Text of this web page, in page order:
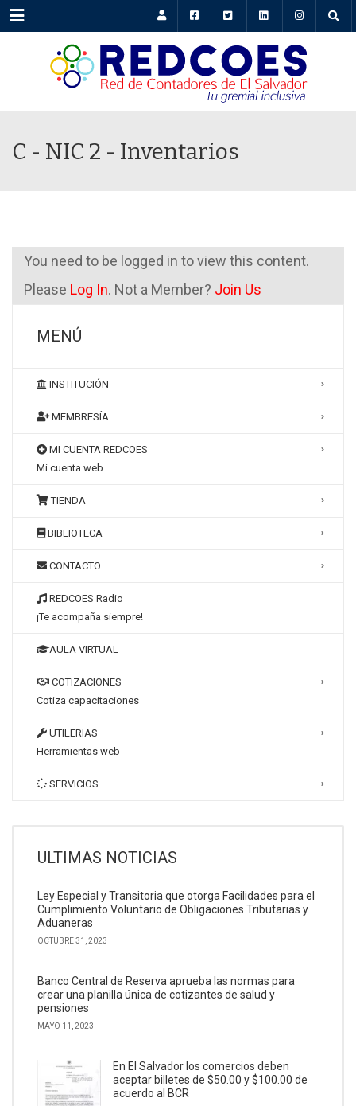
Menu
C - NIC 2 - Inventarios
You need to be logged in to view this content.
Please Log In. Not a Member? Join Us
MENÚ
INSTITUCIÓN
MEMBRESÍA
MI CUENTA REDCOES
Mi cuenta web
TIENDA
BIBLIOTECA
CONTACTO
REDCOES Radio
¡Te acompaña siempre!
AULA VIRTUAL
COTIZACIONES
Cotiza capacitaciones
UTILERIAS
Herramientas web
SERVICIOS
ULTIMAS NOTICIAS
Ley Especial y Transitoria que otorga Facilidades para el
Cumplimiento Voluntario de Obligaciones Tributarias y
Aduaneras
OCTUBRE 31, 2023
Banco Central de Reserva aprueba las normas para
crear una planilla única de cotizantes de salud y
pensiones
MAYO 11, 2023
En El Salvador los comercios deben
aceptar billetes de $50.00 y $100.00 de
acuerdo al BCR